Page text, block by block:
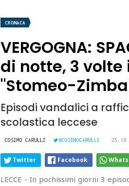
CRONACA
VERGOGNA:
di notte, 3 volte
"Stomeo-
Episodi vandalici a
scolastica leccese
COSIMO CARULLI @COSIMOCARULLI
Twitter Facebook
LECCE - In pochissimi giorni 3